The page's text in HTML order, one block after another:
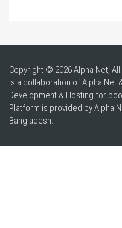
Copyright © 2026 Alpha Net,
is a collaboration of Alpha Net
Development & Hosting for
Platform is provided by Alpha
Bangladesh.